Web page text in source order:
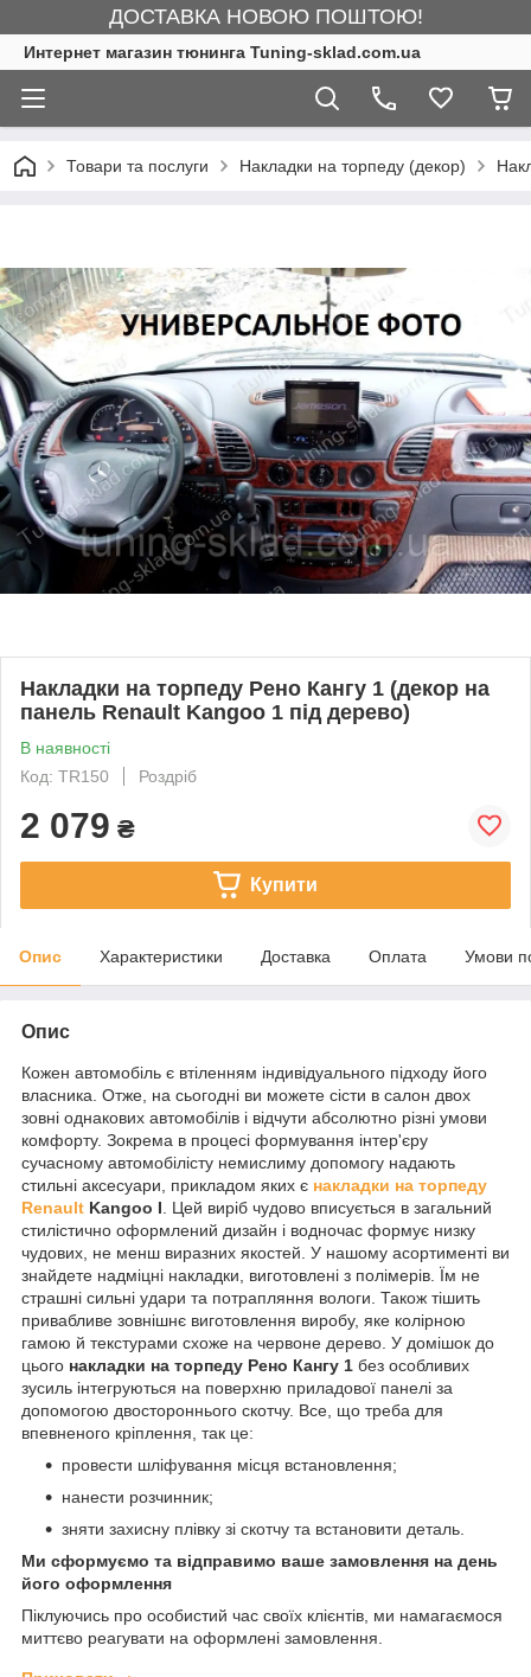
ДОСТАВКА НОВОЮ ПОШТОЮ!
Интернет магазин тюнинга Tuning-sklad.com.ua
Товари та послуги Накладки на торпеду (декор)
Накладки на торпеду Рено Кангу 1 (декор на
панель Renault Kangoo 1 під дерево)
В наявності
Код: TR150
Роздріб
2 079 ₴
Купити
Опис Характеристики Доставка Оплата Умови
Опис
Кожен автомобіль є втіленням індивідуального підходу його
власника. Отже, на сьогодні ви можете сісти в салон двох
зовні однакових автомобілів і відчути абсолютно різні умови
комфорту. Зокрема в процесі формування інтер'єру
сучасному автомобілісту немислиму допомогу надають
стильні аксесуари, прикладом яких є накладки на торпеду
Renault Kangoo I . Цей виріб чудово вписується в загальний
стилістично оформлений дизайн і водночас формує низку
чудових, не менш виразних якостей. У нашому асортименті ви
знайдете надміцні накладки, виготовлені з полімерів. Їм не
страшні сильні удари та потрапляння вологи. Також тішить
привабливе зовнішнє виготовлення виробу, яке колірною
гамою й текстурами схоже на червоне дерево. У домішок до
цього накладки на торпеду Рено Кангу 1 без особливих
зусиль інтегруються на поверхню приладової панелі за
допомогою двостороннього скотчу. Все, що треба для
впевненого кріплення, так це:
провести шліфування місця встановлення;
нанести розчинник;
зняти захисну плівку зі скотчу та встановити деталь.
Ми сформуємо та відправимо ваше замовлення на день
його оформлення
Піклуючись про особистий час своїх клієнтів, ми намагаємося
миттєво реагувати на оформлені замовлення.